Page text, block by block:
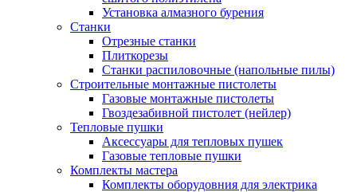
Установка алмазного бурения
Станки
Отрезные станки
Плиткорезы
Станки распиловочные (напольные пилы)
Строительные монтажные пистолеты
Газовые монтажные пистолеты
Гвоздезабивной пистолет (нейлер)
Тепловые пушки
Аксессуары для тепловых пушек
Газовые тепловые пушки
Комплекты мастера
Комплекты оборудовния для электрика